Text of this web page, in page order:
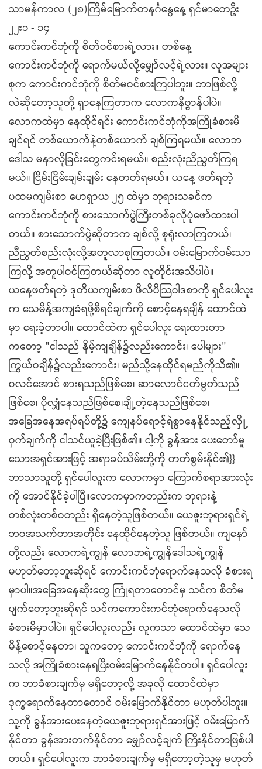
သာမန်ကာလ (၂၈)ကြိမ်မြောက်တနင်္ဂနွေနေ့ ရှင်မာတေဦး
၂၂း၁ - ၁၄
ကောင်းကင်ဘုံကို စိတ်ဝင်စားရဲ့လား။ တစ်နေ့
ကောင်းကင်ဘုံကို ရောက်မယ်လို့မျှော်လင့်ရဲ့လား။ လူအများ
စုက ကောင်းကင်ဘုံကို စိတ်မဝင်စားကြပါဘူး။ ဘာဖြစ်လို့
လဲဆိုတော့သူတို့ ရှာနေကြတာက လောကနိဗ္ဗာန်ပါပဲ။
လောကထဲမှာ နေထိုင်ရင်း ကောင်းကင်ဘုံကိုအကြိုခံစားမိ
ချင်ရင် တစ်ယောက်နဲ့တစ်ယောက် ချစ်ကြရမယ်။ လောဘ
ဒေါသ မနာလိုခြင်းတွေကင်းရမယ်။ စည်းလုံးညီညွတ်ကြရ
မယ်။ ငြိမ်းငြိမ်းချမ်းချမ်း နေတတ်ရမယ်။ ယနေ့ ဖတ်ရတဲ့
ပထမကျမ်းစာ ဟေရှာယ ၂၅ ထဲမှာ ဘုရားသခင်က
ကောင်းကင်ဘုံကို စားသောက်ပွဲကြီးတစ်ခုလိုပုံဖော်ထားပါ
တယ်။ စားသောက်ပွဲဆိုတာက ချစ်လို့ စုရုံးလာကြတယ်၊
ညီညွတ်စည်းလုံးလို့အတူလာစုကြတယ်။ ဝမ်းမြောက်ဝမ်းသာ
ကြလို့ အတူပါဝင်ကြတယ်ဆိုတာ လူတိုင်းအသိပါပဲ။
ယနေ့ဖတ်ရတဲ့ ဒုတိယကျမ်းစာ ဖိလိပိသြဝါဒစာကို ရှင်ပေါလူး
က သေမိန့်အကျခံရဖို့စီရင်ချက်ကို စောင့်နေရချိန် ထောင်ထဲ
မှာ ရေးခဲ့တာပါ။ ထောင်ထဲက ရှင်ပေါလူး ရေးထားတာ
ကတော့ "ငါသည် နိမ့်ကျချိန်၌လည်းကောင်း၊ ပေါများ"
ကြွယ်ဝချိန်၌လည်းကောင်း၊ မည်သို့နေထိုင်ရမည်ကိုသိ၏။
ဝလင်အောင် စားရသည်ဖြစ်စေ၊ ဆာလောင်ငတ်မွတ်သည်
ဖြစ်စေ၊ ပိုလျှံနေသည်ဖြစ်စေ၊ချို့တဲ့နေသည်ဖြစ်စေ၊
အခြေအနေအရပ်ရပ်တို့၌ ကျေနပ်ရောင့်ရဲစွာနေနိုင်သည့်လှိူ့
ဝှက်ချက်ကို ငါသင်ယူခဲ့ပြီးဖြစ်၏။ ငါ့ကို ခွန်အား ပေးတော်မူ
သောအရှင်အားဖြင့် အရာခပ်သိမ်းတို့ကို တတ်စွမ်းနိုင်၏}}
ဘာသာသူတို့ ရှင်ပေါလူးက လောကမှာ ကြောက်စရာအားလုံး
ကို အောင်နိုင်ခဲ့ပါပြီ။လောကမှာကတည်းက ဘုရားနဲ့
တစ်လုံးတစ်ဝတည်း ရှိနေတဲ့သူဖြစ်တယ်။ ယေဇူးဘုရားရှင်ရဲ့
ဘဝအသက်တာအတိုင်း နေထိုင်နေတဲ့သူ ဖြစ်တယ်။ ကျနော်
တို့လည်း လောကရဲ့ကျွန် လောဘရဲ့ကျွန်ဒေါသရဲ့ကျွန်
မဟုတ်တော့ဘူးဆိုရင် ကောင်းကင်ဘုံရောက်နေသလို ခံစားရ
မှာပါ။အခြေအနေဆိုးတွေ ကြုံရတာတောင်မှ သင်က စိတ်မ
ပျက်တော့ဘူးဆိုရင် သင်ကကောင်းကင်ဘုံရောက်နေသလို
ခံစားမိမှာပါပဲ။ ရှင်ပေါလူးလည်း လူကသာ ထောင်ထဲမှာ သေ
မိန့်စောင့်နေတာ၊ သူကတော့ ကောင်းကင်ဘုံကို ရောက်နေ
သလို အကြိုခံစားနေရပြီးဝမ်းမြောက်နေနိုင်တပါ။ ရှင်ပေါလူး
က ဘာခံစားချက်မှ မရှိတော့လို့ အခုလို ထောင်ထဲမှာ
ဒုက္ခရောက်နေတာတောင် ဝမ်းမြောက်နိုင်တာ မဟုတ်ပါဘူး။
သူ့ကို ခွန်အားပေးနေတဲ့ယေဇူးဘုရားရှင်အားဖြင့် ဝမ်းမြောက်
နိုင်တာ ခွန်အားတက်နိုင်တာ မျှော်လင့်ချက် ကြီးနိုင်တာဖြစ်ပါ
တယ်။ ရှင်ပေါလူးက ဘာခံစားချက်မှ မရှိတော့တဲ့သူမှ မဟုတ်